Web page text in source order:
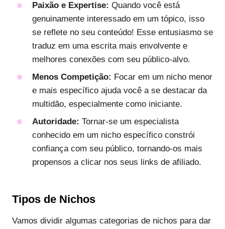
Paixão e Expertise: Quando você está
genuinamente interessado em um tópico, isso
se reflete no seu conteúdo! Esse entusiasmo se
traduz em uma escrita mais envolvente e
melhores conexões com seu público-alvo.
Menos Competição: Focar em um nicho menor
e mais específico ajuda você a se destacar da
multidão, especialmente como iniciante.
Autoridade: Tornar-se um especialista
conhecido em um nicho específico constrói
confiança com seu público, tornando-os mais
propensos a clicar nos seus links de afiliado.
Tipos de Nichos
Vamos dividir algumas categorias de nichos para dar